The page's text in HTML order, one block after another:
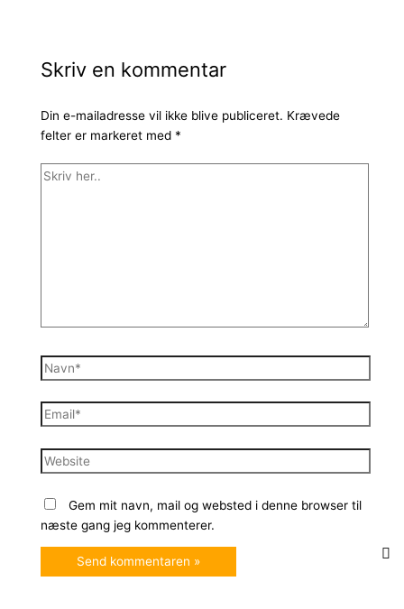
Skriv en kommentar
Din e-mailadresse vil ikke blive publiceret. Krævede
felter er markeret med *
Skriv
Navn*
Email*
Website
Gem mit navn, mail og websted i denne browser til
næste gang jeg kommenterer.